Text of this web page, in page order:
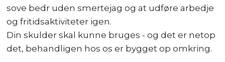
sove bedr uden smertejag og at udføre arbedje
og fritidsaktiviteter igen.
Din skulder skal kunne bruges - og det er netop
det, behandligen hos os er bygget op omkring.